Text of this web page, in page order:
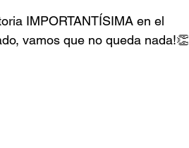
IMPORTANTÍSIMA en el
vamos que no queda nada!👏